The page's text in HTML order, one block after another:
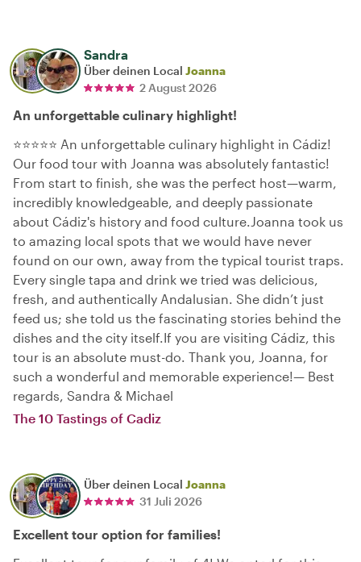
Sandra
Über deinen Local Joanna
2 August 2026
An unforgettable culinary highlight!
⭐⭐⭐⭐⭐ An unforgettable culinary highlight in Cádiz!
Our food tour with Joanna was absolutely fantastic!
From start to finish, she was the perfect host—warm,
incredibly knowledgeable, and deeply passionate
about Cádiz's history and food culture.Joanna took us
to amazing local spots that we would have never
found on our own, away from the typical tourist traps.
Every single tapa and drink we tried was delicious,
fresh, and authentically Andalusian. She didn’t just
feed us; she told us the fascinating stories behind the
dishes and the city itself.If you are visiting Cádiz, this
tour is an absolute must-do. Thank you, Joanna, for
such a wonderful and memorable experience!— Best
regards, Sandra & Michael
The 10 Tastings of Cadiz
Über deinen Local Joanna
31 Juli 2026
Excellent tour option for families!